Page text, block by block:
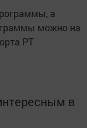
а
можно на
РТ
в